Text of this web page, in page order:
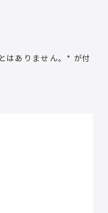
ありません。 * が付